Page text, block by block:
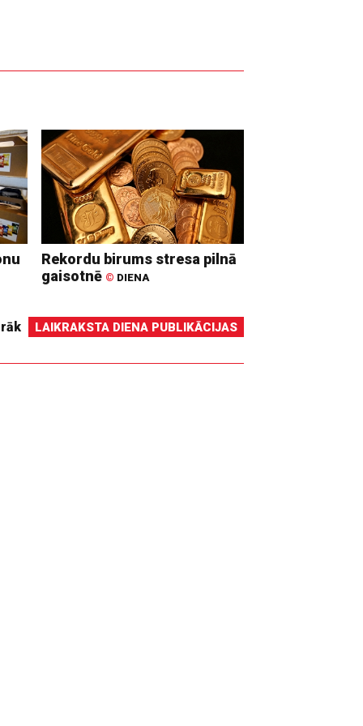
Rekordu birums stresa pilnā
gaisotnē © DIENA
LAIKRAKSTA DIENA PUBLIKĀCIJAS